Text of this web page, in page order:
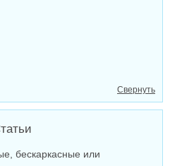
Свернуть
бескаркасные или